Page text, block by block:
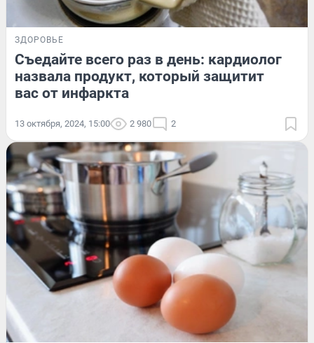
ЗДОРОВЬЕ
Съедайте всего раз в день: кардиолог
назвала продукт, который защитит
вас от инфаркта
13 октября, 2024, 15:00 2 980 2